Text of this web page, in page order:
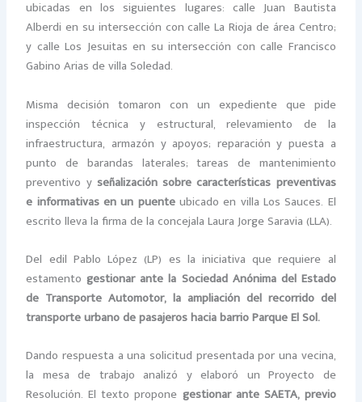
ubicadas en los siguientes lugares: calle Juan Bautista
Alberdi en su intersección con calle La Rioja de área Centro;
y calle Los Jesuitas en su intersección con calle Francisco
Gabino Arias de villa Soledad.
Misma decisión tomaron con un expediente que pide
inspección técnica y estructural, relevamiento de la
infraestructura, armazón y apoyos; reparación y puesta a
punto de barandas laterales; tareas de mantenimiento
preventivo y señalización sobre características preventivas
e informativas en un puenteubicado en villa Los Sauces. El
escrito lleva la firma de la concejala Laura Jorge Saravia (LLA).
Del edil Pablo López (LP) es la iniciativa que requiere al
estamentogestionar ante la Sociedad Anónima del Estado
de Transporte Automotor, la ampliación del recorrido del
transporte urbano de pasajeros hacia barrio Parque El Sol.
Dando respuesta a una solicitud presentada por una vecina,
la mesa de trabajo analizó y elaboró un Proyecto de
Resolución. El texto propone gestionar ante SAETA, previo